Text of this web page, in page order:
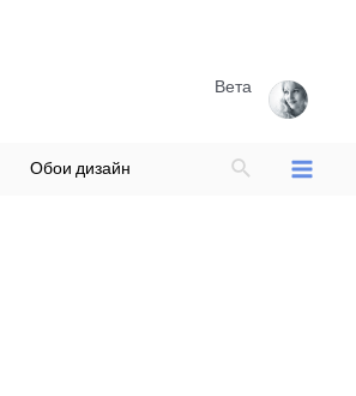
Вета
Обои дизайн Поиск